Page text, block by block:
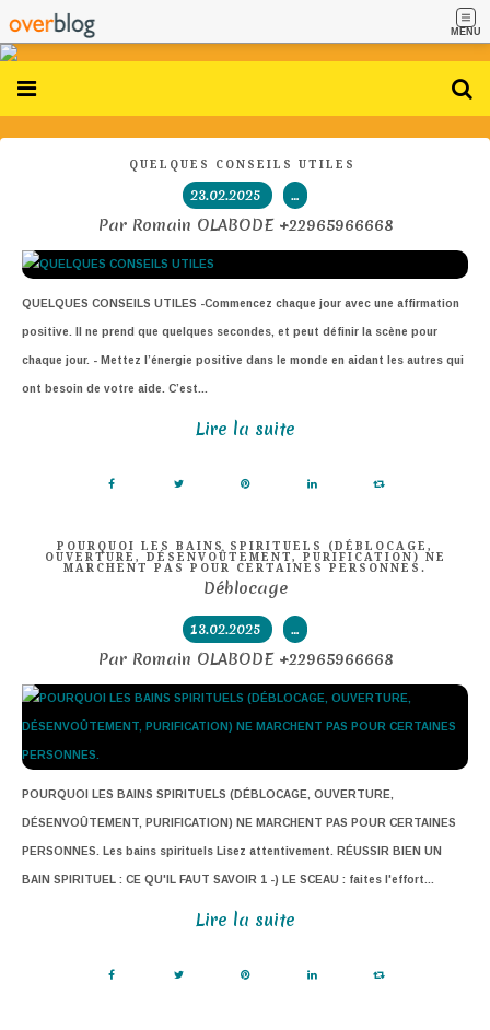
MENU
QUELQUES CONSEILS UTILES
23.02.2025 …
Par Romain OLABODE +22965966668
QUELQUES CONSEILS UTILES -Commencez chaque jour avec une affirmation
positive. Il ne prend que quelques secondes, et peut définir la scène pour
chaque jour. - Mettez l’énergie positive dans le monde en aidant les autres qui
ont besoin de votre aide. C’est...
Lire la suite
POURQUOI LES BAINS SPIRITUELS (DÉBLOCAGE,
OUVERTURE, DÉSENVOÛTEMENT, PURIFICATION) NE
MARCHENT PAS POUR CERTAINES PERSONNES.
Déblocage
13.02.2025 …
Par Romain OLABODE +22965966668
POURQUOI LES BAINS SPIRITUELS (DÉBLOCAGE, OUVERTURE,
DÉSENVOÛTEMENT, PURIFICATION) NE MARCHENT PAS POUR CERTAINES
PERSONNES. Les bains spirituels Lisez attentivement. RÉUSSIR BIEN UN
BAIN SPIRITUEL : CE QU'IL FAUT SAVOIR 1 -) LE SCEAU : faites l'effort...
Lire la suite